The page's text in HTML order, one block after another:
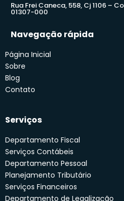
Rua Frei Caneca, 558, Cj 1106 –
01307-000
Navegação rápida
Página Inicial
Sobre
Blog
Contato
Serviços
Departamento Fiscal
Serviços Contábeis
Departamento Pessoal
Planejamento Tributário
Serviços Financeiros
Departamento de Legalização